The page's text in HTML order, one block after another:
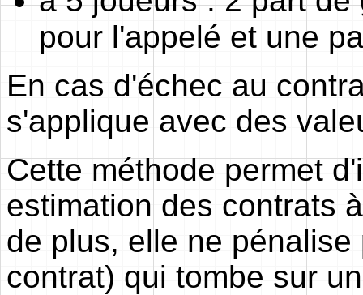
pour l'appelé et une
En cas d'échec au
s'applique avec des
Cette méthode permet
estimation des contrats
de plus, elle ne
contrat) qui tombe sur